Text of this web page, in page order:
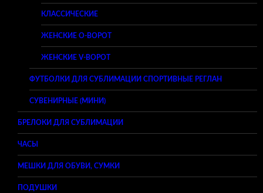
КЛАССИЧЕСКИЕ
ЖЕНСКИЕ O-ВОРОТ
ЖЕНСКИЕ V-ВОРОТ
ФУТБОЛКИ ДЛЯ СУБЛИМАЦИИ СПОРТИВНЫЕ РЕГЛАН
СУВЕНИРНЫЕ (МИНИ)
БРЕЛОКИ ДЛЯ СУБЛИМАЦИИ
ЧАСЫ
МЕШКИ ДЛЯ ОБУВИ, СУМКИ
ПОДУШКИ